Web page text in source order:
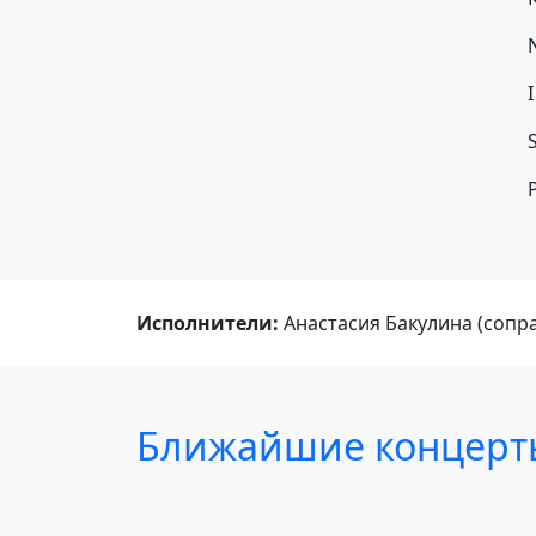
Исполнители: Анастасия Бакулина
Ближайшие